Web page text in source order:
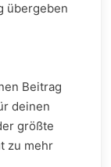
übergeben
Beitrag
deinen
größte
zu mehr